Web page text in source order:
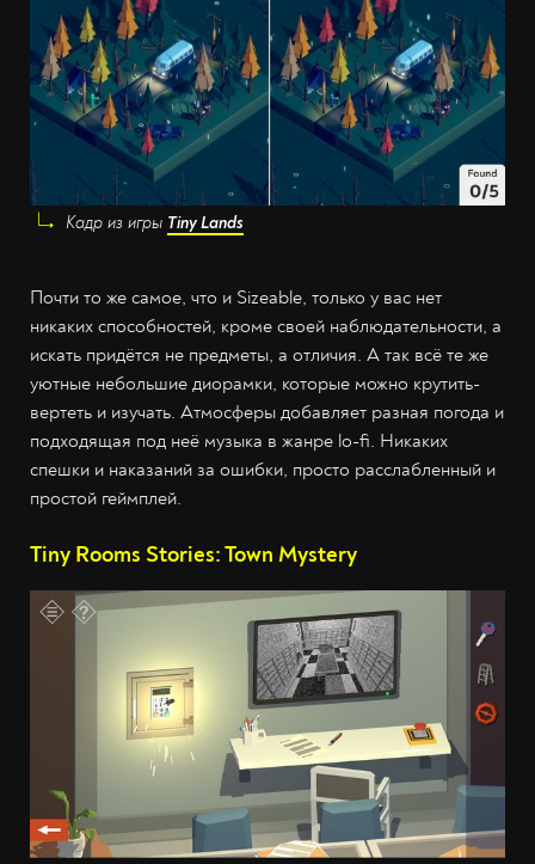
Кадр из игры Tiny Lands
Почти то же самое, что и Sizeable, только у вас нет
никаких способностей, кроме своей наблюдательности, а
искать придётся не предметы, а отличия. А так всё те же
уютные небольшие диорамки, которые можно крутить-
вертеть и изучать. Атмосферы добавляет разная погода и
подходящая под неё музыка в жанре lo-fi. Никаких
спешки и наказаний за ошибки, просто расслабленный и
простой геймплей.
Tiny Rooms Stories: Town Mystery